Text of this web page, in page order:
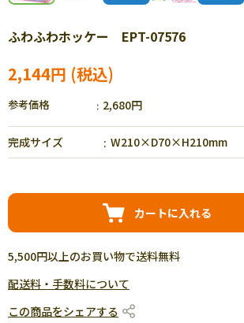
ふわふわホッケー EPT-07576
2,144円
参考価格 2,680円
完成サイズ W210×D70×H210mm
カートに入れる
5,500円以上のお買い物で送料無料
配送料・手数料について
この商品をシェアする